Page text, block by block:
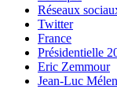
Réseaux
Twitter
France
Présidentielle
Eric Zemmour
Jean-Luc